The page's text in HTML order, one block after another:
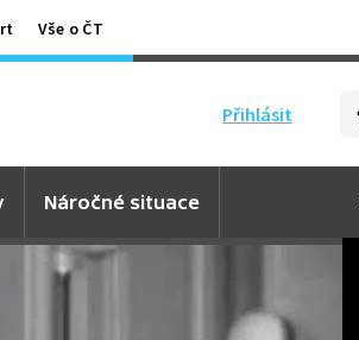
Vše o ČT
Přihlásit
Náročné situace